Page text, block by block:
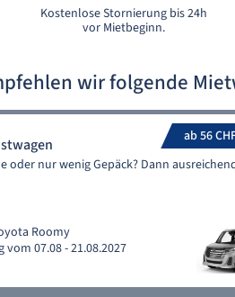
Kostenlose Stornierung bis 24h
vor Mietbeginn.
wir folgende
ab 56
oder nur wenig Gepäck? Dann
Roomy
vom 07.08 - 21.08.2027